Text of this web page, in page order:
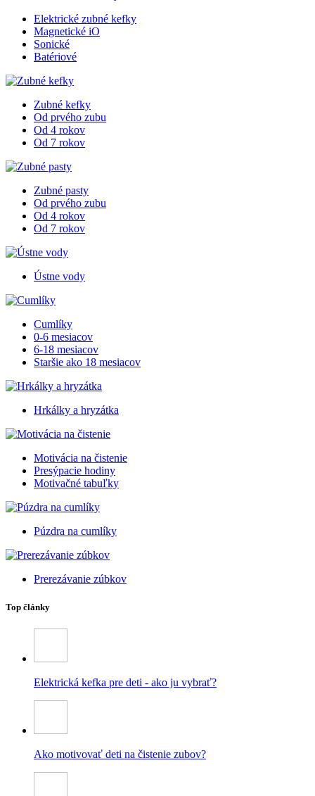
Elektrické zubné kefky
Magnetické iO
Sonické
Batériové
Zubné kefky
Od prvého zubu
Od 4 rokov
Od 7 rokov
Zubné pasty
Od prvého zubu
Od 4 rokov
Od 7 rokov
Ústne vody
Cumlíky
0-6 mesiacov
6-18 mesiacov
Staršie ako 18 mesiacov
Hrkálky a hryzátka
Motivácia na čistenie
Presýpacie hodiny
Motivačné tabuľky
Púzdra na cumlíky
Prerezávanie zúbkov
Top články
Elektrická kefka pre deti - ako ju vybrať?
Ako motivovať deti na čistenie zubov?